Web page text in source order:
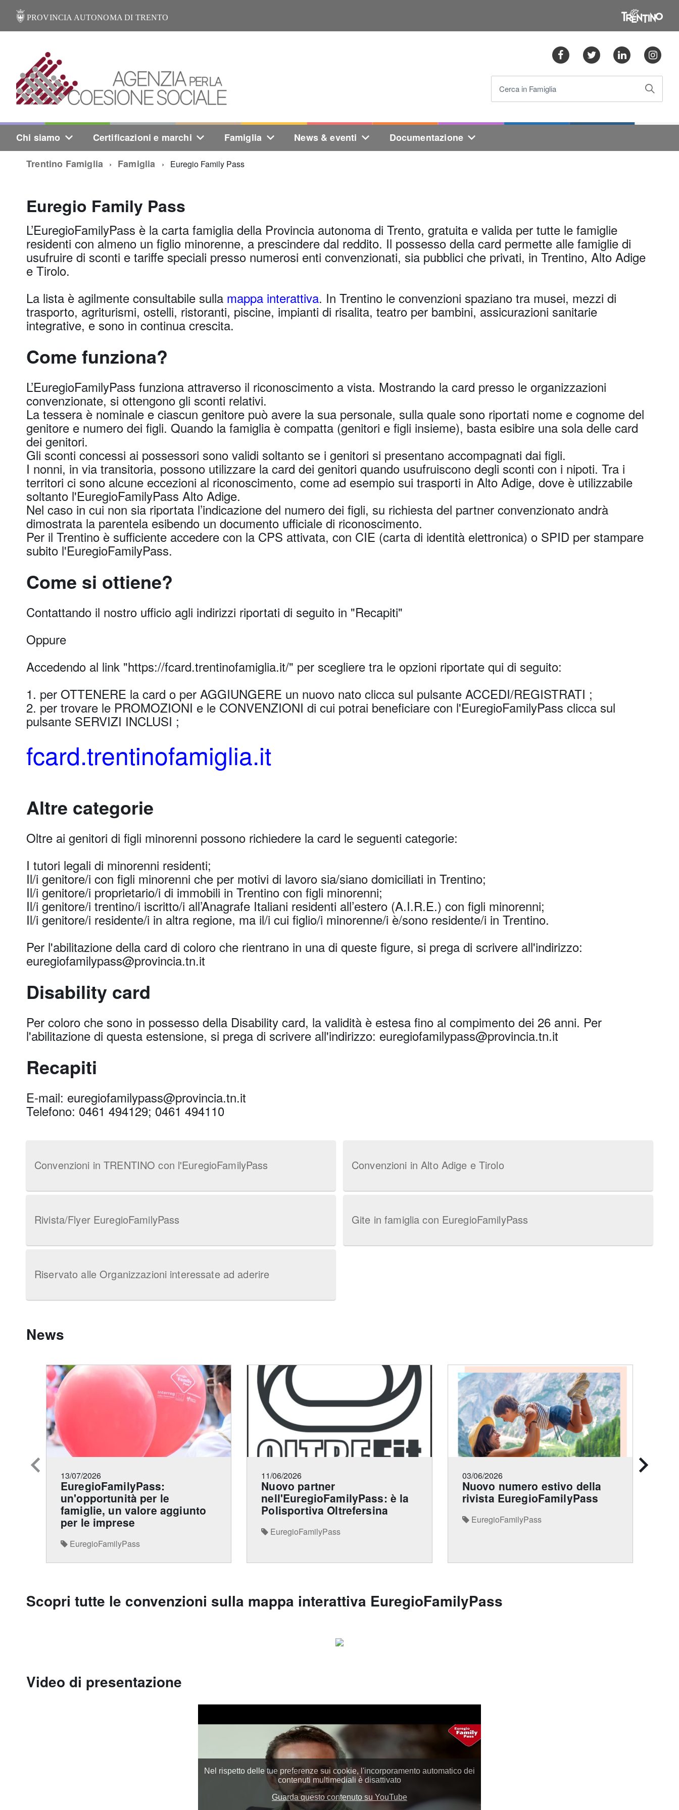
PROVINCIA AUTONOMA DI TRENTO
Facebook Twitter Linkedin
Cerca in Famiglia
Chi siamo Certificazioni e marchi Famiglia News & eventi
Documentazione
Trentino Famiglia
Famiglia Euregio Family Pass
Euregio Family Pass
L’EuregioFamilyPass è la carta famiglia della Provincia autonoma di Trento, gratuita e valida per tutte le famiglie
residenti con almeno un figlio minorenne, a prescindere dal reddito. Il possesso della card permette alle famiglie di
usufruire di sconti e tariffe speciali presso numerosi enti convenzionati, sia pubblici che privati, in Trentino, Alto Adige
e Tirolo.
La lista è agilmente consultabile sulla mappa interattiva. In Trentino le convenzioni spaziano tra musei, mezzi di
trasporto, agriturismi, ostelli, ristoranti, piscine, impianti di risalita, teatro per bambini, assicurazioni sanitarie
integrative, e sono in continua crescita.
Come funziona?
L’EuregioFamilyPass funziona attraverso il riconoscimento a vista. Mostrando la card presso le organizzazioni
convenzionate, si ottengono gli sconti relativi.
La tessera è nominale e ciascun genitore può avere la sua personale, sulla quale sono riportati nome e cognome del
genitore e numero dei figli. Quando la famiglia è compatta (genitori e figli insieme), basta esibire una sola delle card
dei genitori.
Gli sconti concessi ai possessori sono validi soltanto se i genitori si presentano accompagnati dai figli.
I nonni, in via transitoria, possono utilizzare la card dei genitori quando usufruiscono degli sconti con i nipoti. Tra i
territori ci sono alcune eccezioni al riconoscimento, come ad esempio sui trasporti in Alto Adige, dove è utilizzabile
soltanto l'EuregioFamilyPass Alto Adige.
Nel caso in cui non sia riportata l’indicazione del numero dei figli, su richiesta del partner convenzionato andrà
dimostrata la parentela esibendo un documento ufficiale di riconoscimento.
Per il Trentino è sufficiente accedere con la CPS attivata, con CIE (carta di identità elettronica) o SPID per stampare
subito l'EuregioFamilyPass.
Come si ottiene?
Contattando il nostro ufficio agli indirizzi riportati di seguito in "Recapiti"
Oppure
Accedendo al link "https://fcard.trentinofamiglia.it/" per scegliere tra le opzioni riportate qui di seguito:
1. per OTTENERE la card o per AGGIUNGERE un nuovo nato clicca sul pulsante ACCEDI/REGISTRATI ;
2. per trovare le PROMOZIONI e le CONVENZIONI di cui potrai beneficiare con l'EuregioFamilyPass clicca sul
pulsante SERVIZI INCLUSI ;
fcard.trentinofamiglia.it
Altre categorie
Oltre ai genitori di figli minorenni possono richiedere la card le seguenti categorie:
I tutori legali di minorenni residenti;
Il/i genitore/i con figli minorenni che per motivi di lavoro sia/siano domiciliati in Trentino;
Il/i genitore/i proprietario/i di immobili in Trentino con figli minorenni;
Il/i genitore/i trentino/i iscritto/i all’Anagrafe Italiani residenti all’estero (A.I.R.E.) con figli minorenni;
Il/i genitore/i residente/i in altra regione, ma il/i cui figlio/i minorenne/i è/sono residente/i in Trentino.
Per l'abilitazione della card di coloro che rientrano in una di queste figure, si prega di scrivere all'indirizzo:
euregiofamilypass@provincia.tn.it
Disability card
Per coloro che sono in possesso della Disability card, la validità è estesa fino al compimento dei 26 anni. Per
l'abilitazione di questa estensione, si prega di scrivere all'indirizzo: euregiofamilypass@provincia.tn.it
Recapiti
E-mail: euregiofamilypass@provincia.tn.it
Telefono: 0461 494129; 0461 494110
Convenzioni in TRENTINO con l'EuregioFamilyPass Convenzioni in Alto Adige e Tirolo
Rivista/Flyer EuregioFamilyPass Gite in famiglia con EuregioFamilyPass
Riservato alle Organizzazioni interessate ad aderire
News
13/07/2026
EuregioFamilyPass:
un'opportunità per le
famiglie, un valore aggiunto
per le imprese
EuregioFamilyPass
11/06/2026
Nuovo partner
nell'EuregioFamilyPass: è la
Polisportiva Oltrefersina
EuregioFamilyPass
03/06/2026
Nuovo numero estivo della
rivista EuregioFamilyPass
EuregioFamilyPass
Scopri tutte le convenzioni sulla mappa interattiva EuregioFamilyPass
Video di presentazione